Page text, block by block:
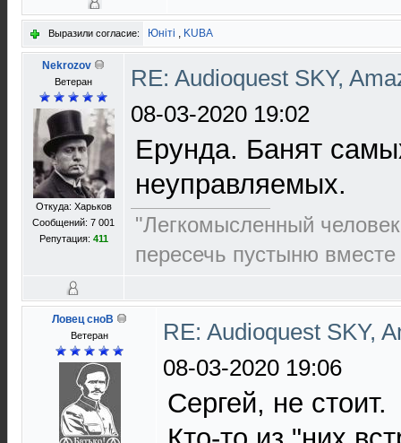
Выразили согласие: Юнiтi , KUBA
Nekrozov
Ветеран
Откуда: Харьков
Сообщений: 7 001
Репутация: 411
RE: Audioquest SKY,
08-03-2020 19:02
Ерунда. Банят
неуправляемых.
"Легкомысленный
пересечь пустыню
Ловец сноВ
Ветеран
RE: Audioquest SKY,
08-03-2020 19:06
Сергей, не стоит.